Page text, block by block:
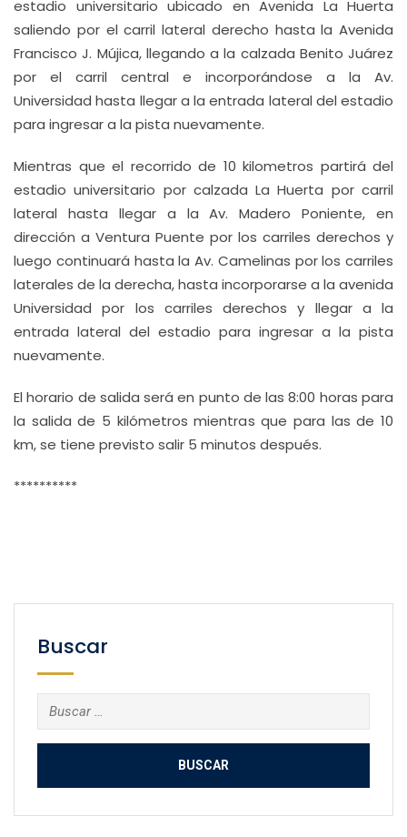
estadio universitario ubicado en Avenida La Huerta
saliendo por el carril lateral derecho hasta la Avenida
Francisco J. Mújica, llegando a la calzada Benito Juárez
por el carril central e incorporándose a la Av.
Universidad hasta llegar a la entrada lateral del estadio
para ingresar a la pista nuevamente.
Mientras que el recorrido de 10 kilometros partirá del
estadio universitario por calzada La Huerta por carril
lateral hasta llegar a la Av. Madero Poniente, en
dirección a Ventura Puente por los carriles derechos y
luego continuará hasta la Av. Camelinas por los carriles
laterales de la derecha, hasta incorporarse a la avenida
Universidad por los carriles derechos y llegar a la
entrada lateral del estadio para ingresar a la pista
nuevamente.
El horario de salida será en punto de las 8:00 horas para
la salida de 5 kilómetros mientras que para las de 10
km, se tiene previsto salir 5 minutos después.
**********
Buscar
Buscar: